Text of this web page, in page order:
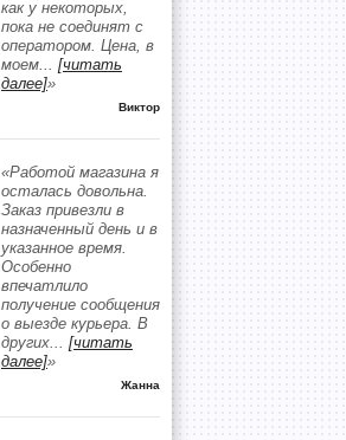
как у некоторых,
пока не соединят с
оператором. Цена, в
моем... [читать
далее]»
Виктор
«Работой магазина я
осталась довольна.
Заказ привезли в
назначенный день и в
указанное время.
Особенно
впечатлило
получение сообщения
о выезде курьера. В
других... [читать
далее]»
Жанна